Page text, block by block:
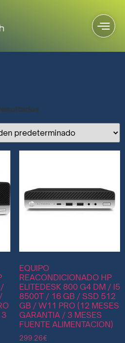
/
3
EQUIPO
REACONDICIONADO HP
ELITEDESK 800 G4 DM / I5
8500T / 16 GB / SSD 512
GB / W11 PRO (12 MESES
GARANTIA / 3 MESES
FUENTE ALIMENTACION)
299.26€